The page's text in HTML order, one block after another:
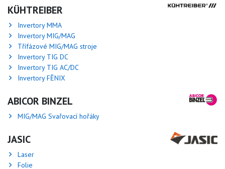
KÜHTREIBER
Invertory MMA
Invertory MIG/MAG
Třífázové MIG/MAG stroje
Invertory TIG DC
Invertory TIG AC/DC
Invertory FĒNIX
ABICOR BINZEL
MIG/MAG Svařovací hořáky
JASIC
Laser
Folie